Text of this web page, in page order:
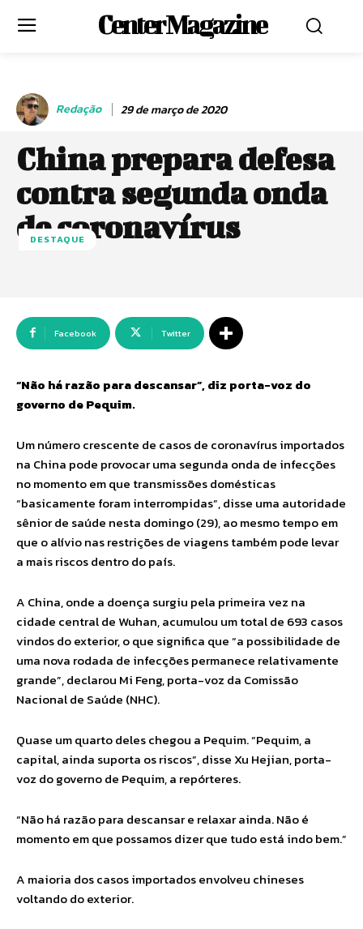
Center Magazine
Redação 29 de março de 2020
China prepara defesa
contra segunda onda
de coronavírus
DESTAQUE
Facebook Twitter
“Não há razão para descansar”, diz porta-voz do
governo de Pequim.
Um número crescente de casos de coronavírus importados
na China pode provocar uma segunda onda de infecções
no momento em que transmissões domésticas
“basicamente foram interrompidas”, disse uma autoridade
sênior de saúde nesta domingo (29), ao mesmo tempo em
que o alívio nas restrições de viagens também pode levar
a mais riscos dentro do país.
A China, onde a doença surgiu pela primeira vez na
cidade central de Wuhan, acumulou um total de 693 casos
vindos do exterior, o que significa que “a possibilidade de
uma nova rodada de infecções permanece relativamente
grande”, declarou Mi Feng, porta-voz da Comissão
Nacional de Saúde (NHC).
Quase um quarto deles chegou a Pequim. “Pequim, a
capital, ainda suporta os riscos”, disse Xu Hejian, porta-
voz do governo de Pequim, a repórteres.
“Não há razão para descansar e relaxar ainda. Não é
momento em que possamos dizer que tudo está indo bem.”
A maioria dos casos importados envolveu chineses
voltando do exterior.